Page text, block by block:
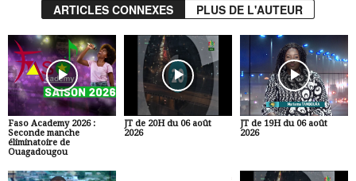
ARTICLES CONNEXES PLUS DE L'AUTEUR
Faso Academy 2026 :
Seconde manche
éliminatoire de
Ouagadougou
JT de 20H du 06 août
2026
JT de 19H du 06 août
2026